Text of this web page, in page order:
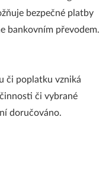
bezpečné platby
bankovním převodem.
či poplatku vzniká
či vybrané
doručováno.